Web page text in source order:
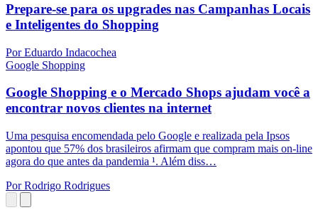
Prepare-se para os upgrades nas Campanhas Locais
e Inteligentes do Shopping
Por Eduardo Indacochea
Google Shopping
Google Shopping e o Mercado Shops ajudam você a
encontrar novos clientes na internet
Uma pesquisa encomendada pelo Google e realizada pela Ipsos
apontou que 57% dos brasileiros afirmam que compram mais on-line
agora do que antes da pandemia ¹. Além diss…
Por Rodrigo Rodrigues